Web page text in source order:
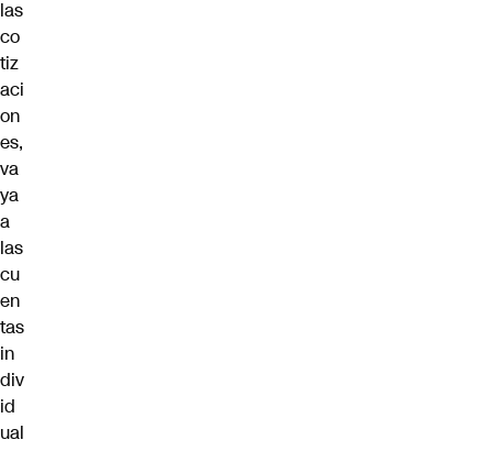
las
co
tiz
aci
on
es,
va
ya
a
las
cu
en
tas
in
div
id
ual